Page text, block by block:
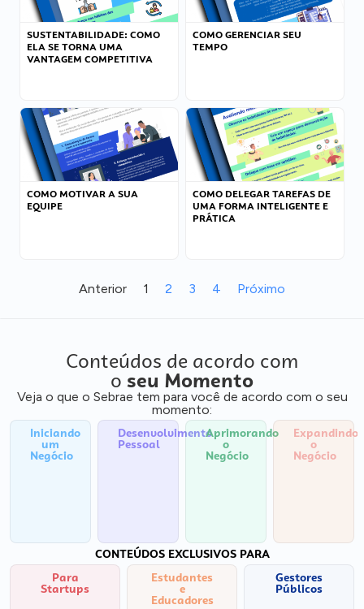
SUSTENTABILIDADE: COMO
ELA SE TORNA UMA
VANTAGEM COMPETITIVA
COMO GERENCIAR SEU
TEMPO
COMO MOTIVAR A SUA
EQUIPE
COMO DELEGAR TAREFAS DE
UMA FORMA INTELIGENTE E
PRÁTICA
Anterior 1 2 3 4 Próximo
Conteúdos de acordo com
o seu Momento
Veja o que o Sebrae tem para você de acordo com o seu
momento:
Iniciando
um
Negócio
Desenvolvimento
Pessoal
Aprimorando
o
Negócio
Expandindo
o
Negócio
CONTEÚDOS EXCLUSIVOS PARA
Para
Startups
Estudantes
e
Educadores
Gestores
Públicos